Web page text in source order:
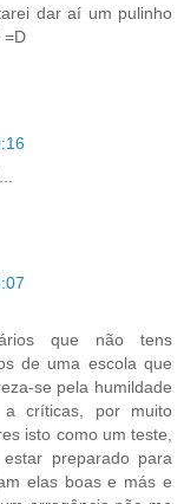
dar aí um pulinho
=D
que não tens
de uma escola que
se pela humildade
críticas, por muito
isto como um teste,
preparado para
elas boas e más e